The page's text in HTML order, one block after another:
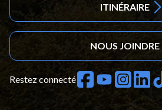
ITINÉRAIRE
NOUS JOINDRE
Restez connecté